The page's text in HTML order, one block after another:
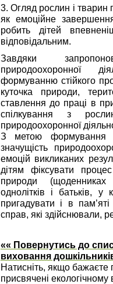
3. Огляд рослин і тварин
як емоційне
робить дітей
відповідальним.
Завдяки
природоохоронної
формуванню стійкого
куточка природи,
ставлення до праці в
спілкування з
природоохоронної
З метою формування
значущість
емоцій викликаних
дітям фіксувати
природи
однолітків і батьків,
пригадувати і в
справ, які здійснювали,
«« Повернутись до
виховання
Натисніть, якщо бажаєте
присвячені екологічному